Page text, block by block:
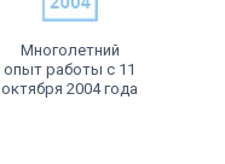
Многолетний
опыт работы с 11
октября 2004 года